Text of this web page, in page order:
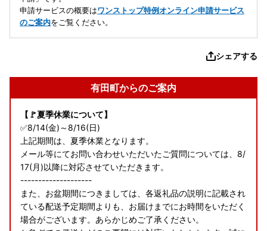
申請サービスの概要はワンストップ特例オンライン申請サービス
のご案内をご覧ください。
シェアする
有田町からのご案内
【🚩夏季休業について】
✅8/14(金)～8/16(日)
上記期間は、夏季休業となります。
メール等にてお問い合わせいただいたご質問については、8/
17(月)以降に対応させていただきます。
--------------------
また、お盆期間につきましては、各返礼品の説明に記載され
ている配送予定期間よりも、お届けまでにお時間をいただく
場合がございます。あらかじめご了承ください。